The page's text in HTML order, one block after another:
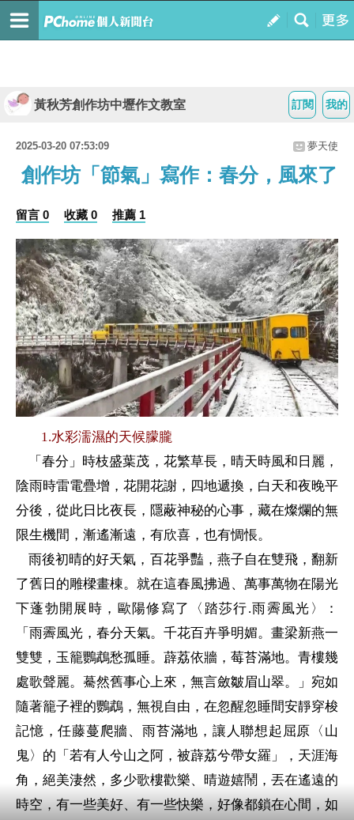
我的
訂閱
黃秋芳創作坊中壢作文教室
2025-03-20 07:53:09 夢天使
創作坊「節氣」寫作：春分，風來了
留言 0 收藏 0 推薦 1
1.水彩濡濕的天候朦朧
「春分」時枝盛葉茂，花繁草長，晴天時風和日麗，
陰雨時雷電疊增，花開花謝，四地遞換，白天和夜晚平
分後，從此日比夜長，隱蔽神秘的心事，藏在燦爛的無
限生機間，漸遙漸遠，有欣喜，也有惆悵。
雨後初晴的好天氣，百花爭豔，燕子自在雙飛，翻新
了舊日的雕樑畫棟。就在這春風拂過、萬事萬物在陽光
下蓬勃開展時，歐陽修寫了〈踏莎行.雨霽風光〉：
「 雨霽風光，春分天氣。千花百卉爭明媚。畫梁新燕一
雙雙，玉籠鸚鵡愁孤睡。薜荔依牆，莓苔滿地。青樓幾
處歌聲麗。驀然舊事心上來，無言斂皺眉山翠。」宛如
隨著籠子裡的鸚鵡，無視自由，在忽醒忽睡間安靜穿梭
記憶，任藤蔓爬牆、雨苔滿地，讓人聯想起屈原〈山
鬼〉的「 若有人兮山之阿，被薜荔兮帶女羅 」，天涯海
角，絕美淒然，多少歌樓歡樂、晴遊嬉鬧，丟在遙遠的
時空，有一些美好、有一些快樂，好像都鎖在心間，如